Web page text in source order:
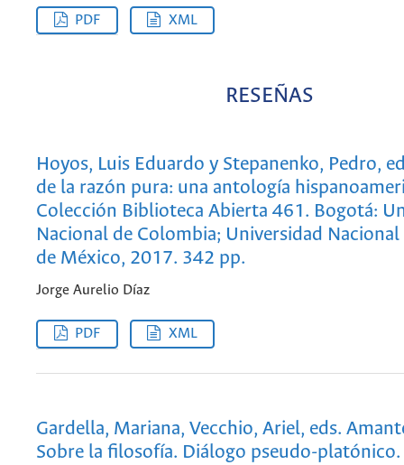
PDF XML
RESEÑAS
Hoyos, Luis Eduardo y Stepanenko, Pedro,
de la razón pura: una antología
Colección Biblioteca Abierta 461. Bogotá:
Nacional de Colombia; Universidad
de México, 2017. 342 pp.
Jorge Aurelio Díaz
PDF XML
Gardella, Mariana, Vecchio, Ariel, eds.
Sobre la filosofía. Diálogo pseudo-platónico.